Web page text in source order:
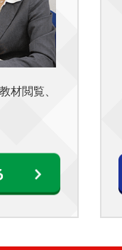
材閲覧、